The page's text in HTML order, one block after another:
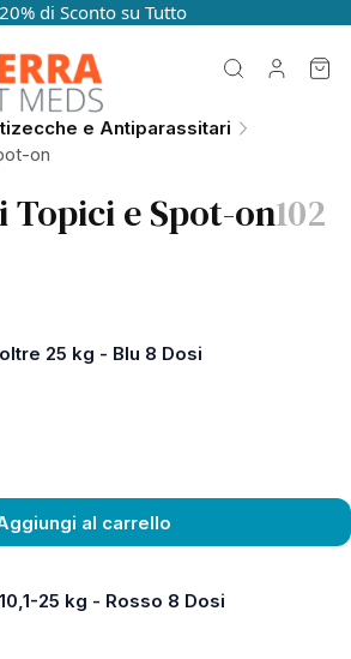
di Sconto su Tutto
e Antiparassitari
on
e Spot-on102
25 kg - Blu 8 Dosi
al carrello
25 kg - Rosso 8 Dosi